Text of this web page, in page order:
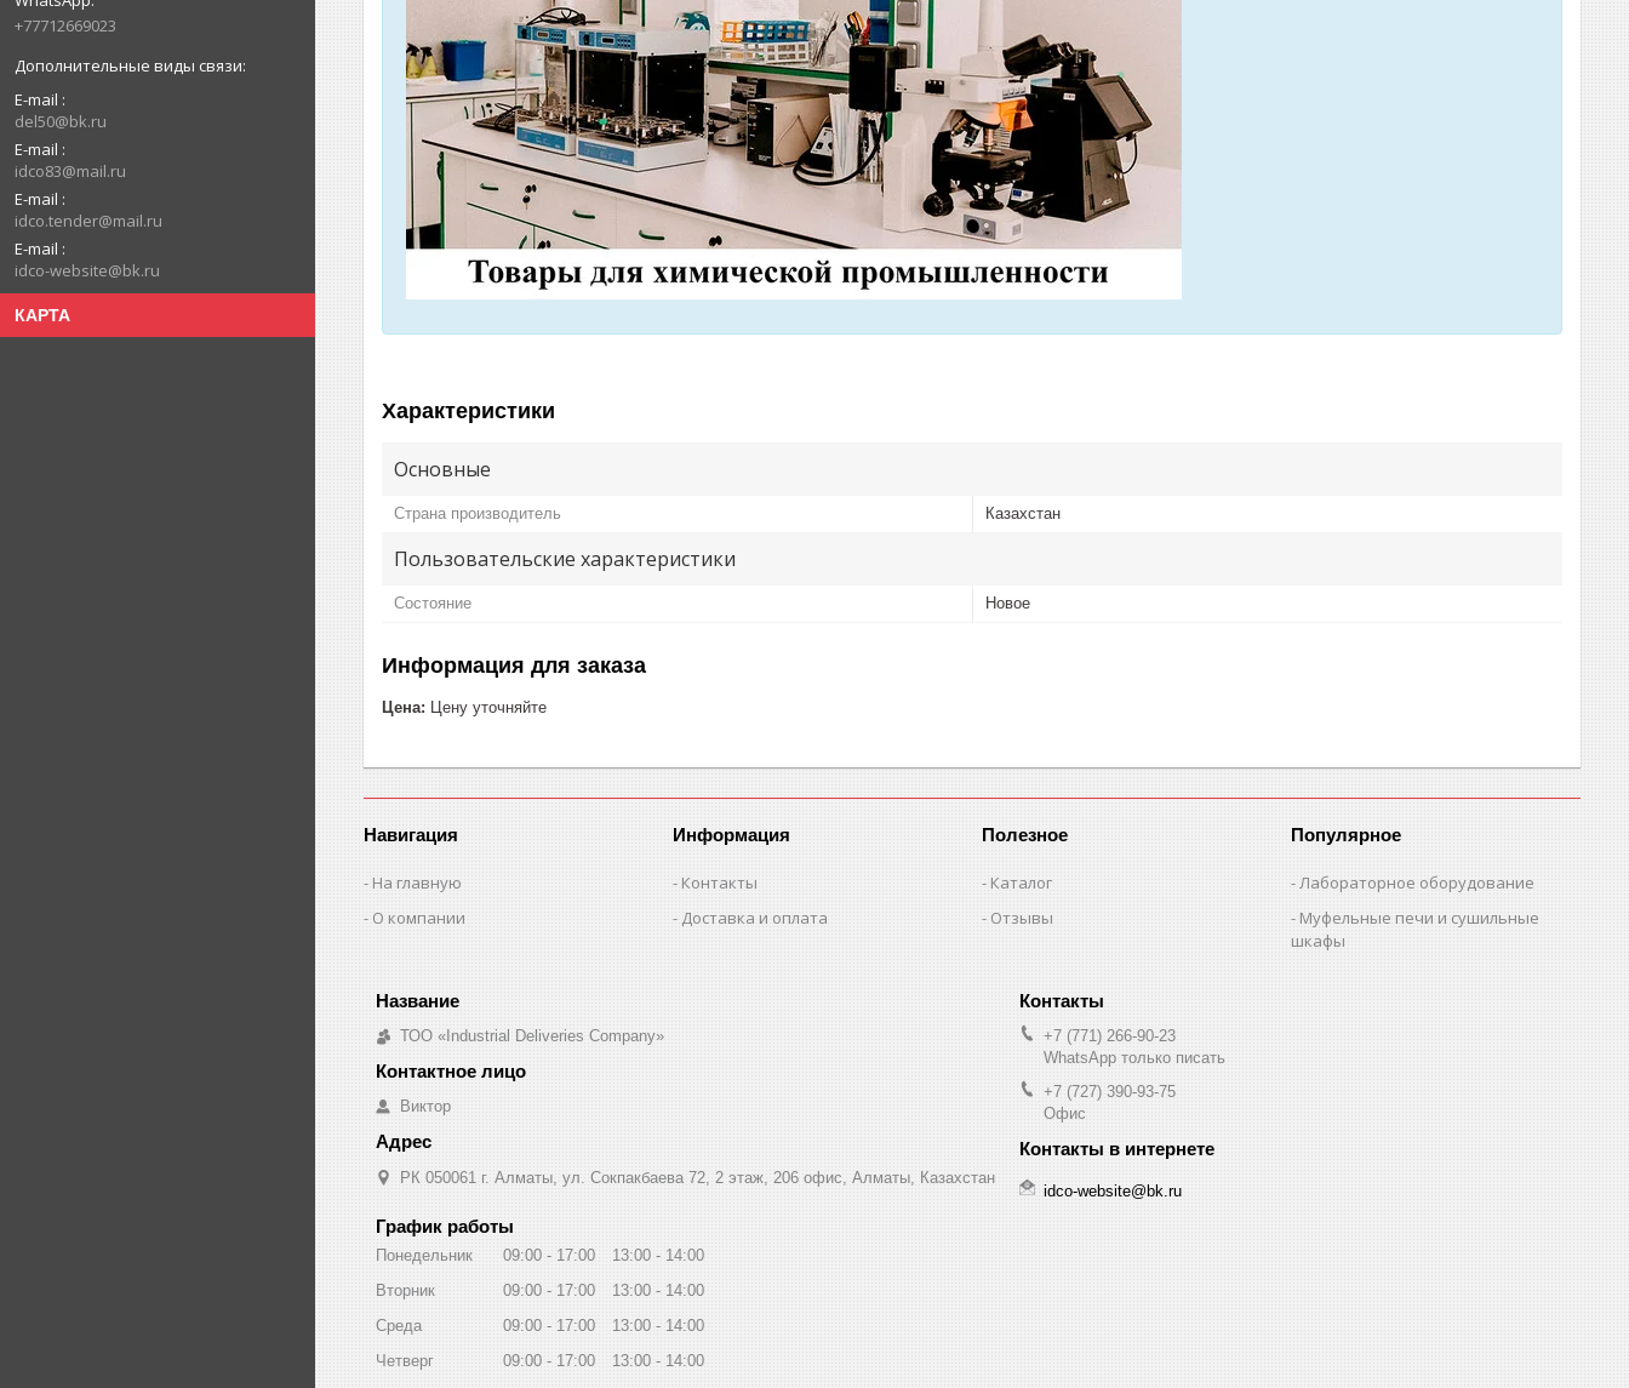
+77712669023
E-mail
del50@bk.ru
E-mail
idco83@mail.ru
E-mail
idco.tender@mail.ru
E-mail
idco-website@bk.ru
КАРТА
Характеристики
Основные
Страна производитель Казахстан
Пользовательские характеристики
Состояние Новое
Информация для заказа
Цена: Цену уточняйте
Навигация
На главную
О компании
Информация
Контакты
Доставка и оплата
Полезное
Каталог
Отзывы
Популярное
Лабораторное оборудование
Муфельные печи и сушильные
шкафы
ТОО «Industrial Deliveries Company»
Виктор
РК 050061 г. Алматы, ул. Сокпакбаева 72, 2 этаж, 206 офис, Алматы, Казахстан
+7 (771) 266-90-23
WhatsApp только писать
+7 (727) 390-93-75
Офис
idco-website@bk.ru
График работы
Понедельник 09:00 17:00 13:00
14:00
Вторник
09:00 17:00 13:00
14:00
Среда
09:00 17:00 13:00
14:00
Четверг
09:00 17:00 13:00
14:00